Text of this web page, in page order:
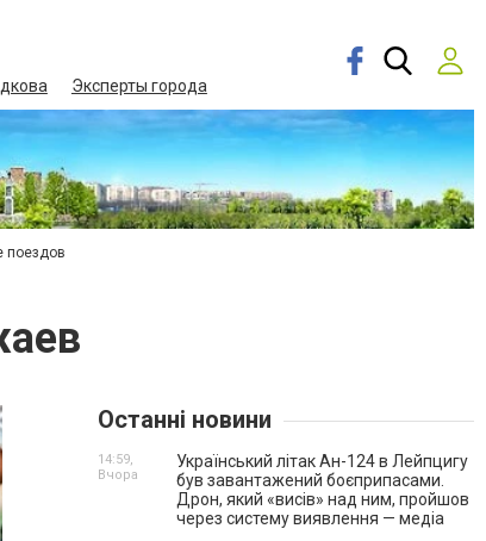
Эксперты города
поездов
Останні новини
Український літак Ан-124 в Лейпцигу
був завантажений боєприпасами.
Дрон, який «висів» над ним, пройшов
через систему виявлення — медіа
14:59,
Вчора